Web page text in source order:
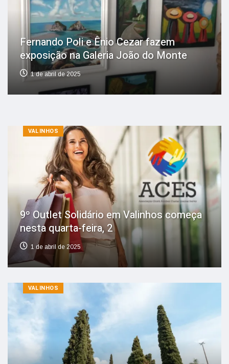
Fernando Poli e Ênio Cezar fazem
exposição na Galeria João do Monte
1 de abril de 2025
VALINHOS
9º Outlet Solidário em Valinhos começa
nesta quarta-feira, 2
1 de abril de 2025
VALINHOS